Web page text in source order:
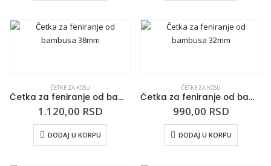
ČETKE ZA KOSU
Četka za feniranje od bambusa 38mm
1.120,00 RSD
DODAJ U KORPU
ČETKE ZA KOSU
Četka za feniranje od bambusa 32mm
990,00 RSD
DODAJ U KORPU